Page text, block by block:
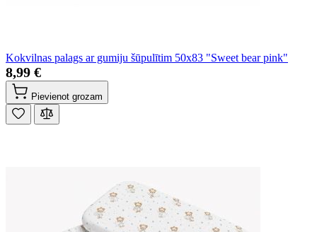
Kokvilnas palags ar gumiju šūpulītim 50x83 "Sweet bear pink"
8,99 €
Pievienot grozam